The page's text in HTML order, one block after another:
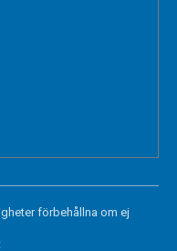
förbehållna om ej